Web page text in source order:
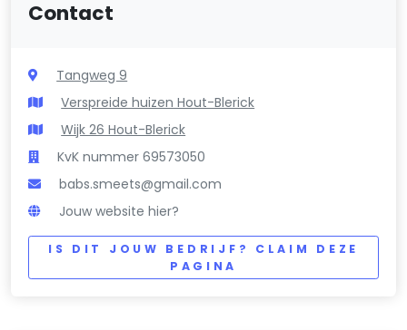
Contact
Tangweg 9
Verspreide huizen Hout-Blerick
Wijk 26 Hout-Blerick
KvK nummer 69573050
babs.smeets@gmail.com
Jouw website hier?
IS DIT JOUW BEDRIJF? CLAIM DEZE
PAGINA